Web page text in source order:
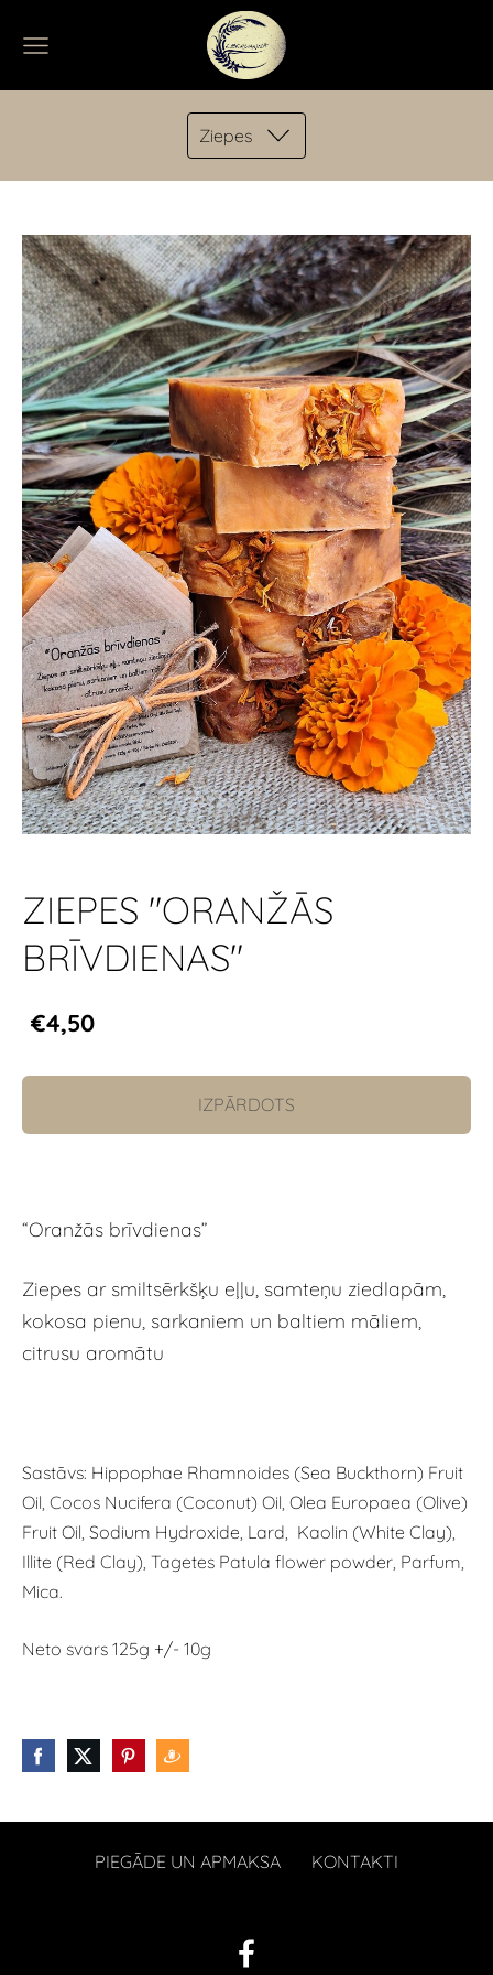
Ziepes
ZIEPES "ORANŽĀS
BRĪVDIENAS"
€4,50
IZPĀRDOTS
“Oranžās brīvdienas”
Ziepes ar smiltsērkšķu eļļu, samteņu ziedlapām,
kokosa pienu, sarkaniem un baltiem māliem,
citrusu aromātu
Sastāvs: Hippophae Rhamnoides (Sea Buckthorn) Fruit
Oil, Cocos Nucifera (Coconut) Oil, Olea Europaea (Olive)
Fruit Oil, Sodium Hydroxide, Lard, Kaolin (White Clay),
Illite (Red Clay), Tagetes Patula flower powder, Parfum,
Mica.
Neto svars 125g +/- 10g
PIEGĀDE UN APMAKSA KONTAKTI